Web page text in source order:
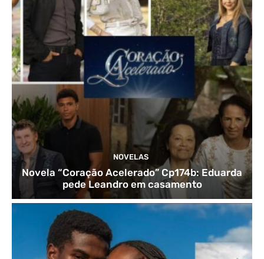
NOVELAS
Novela “Coração Acelerado” Cp174b: Eduarda
pede Leandro em casamento